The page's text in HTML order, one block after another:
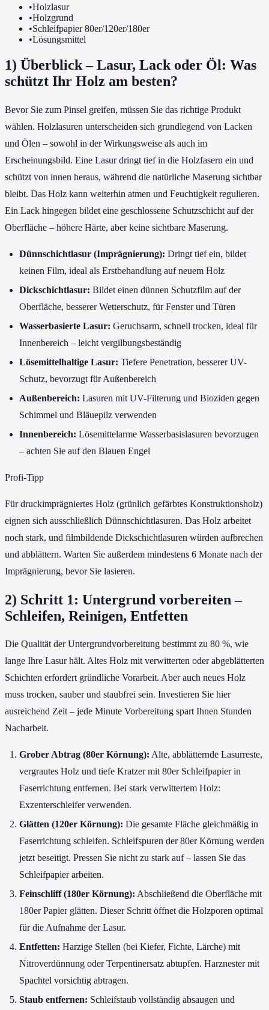
•Holzlasur
•Holzgrund
•Schleifpapier 80er/120er/180er
•Lösungsmittel
1) Überblick – Lasur, Lack oder Öl: Was
schützt Ihr Holz am besten?
Bevor Sie zum Pinsel greifen, müssen Sie das richtige Produkt
wählen. Holzlasuren unterscheiden sich grundlegend von Lacken
und Ölen – sowohl in der Wirkungsweise als auch im
Erscheinungsbild. Eine Lasur dringt tief in die Holzfasern ein und
schützt von innen heraus, während die natürliche Maserung sichtbar
bleibt. Das Holz kann weiterhin atmen und Feuchtigkeit regulieren.
Ein Lack hingegen bildet eine geschlossene Schutzschicht auf der
Oberfläche – höhere Härte, aber keine sichtbare Maserung.
Dünnschichtlasur (Imprägnierung): Dringt tief ein, bildet
keinen Film, ideal als Erstbehandlung auf neuem Holz
Dickschichtlasur: Bildet einen dünnen Schutzfilm auf der
Oberfläche, besserer Wetterschutz, für Fenster und Türen
Wasserbasierte Lasur: Geruchsarm, schnell trocken, ideal für
Innenbereich – leicht vergilbungsbeständig
Lösemittelhaltige Lasur: Tiefere Penetration, besserer UV-
Schutz, bevorzugt für Außenbereich
Außenbereich: Lasuren mit UV-Filterung und Bioziden gegen
Schimmel und Bläuepilz verwenden
Innenbereich: Lösemittelarme Wasserbasislasuren bevorzugen
– achten Sie auf den Blauen Engel
Profi-Tipp
Für druckimprägniertes Holz (grünlich gefärbtes Konstruktionsholz)
eignen sich ausschließlich Dünnschichtlasuren. Das Holz arbeitet
noch stark, und filmbildende Dickschichtlasuren würden aufbrechen
und abblättern. Warten Sie außerdem mindestens 6 Monate nach der
Imprägnierung, bevor Sie lasieren.
2) Schritt 1: Untergrund vorbereiten –
Schleifen, Reinigen, Entfetten
Die Qualität der Untergrundvorbereitung bestimmt zu 80 %, wie
lange Ihre Lasur hält. Altes Holz mit verwitterten oder abgeblätterten
Schichten erfordert gründliche Vorarbeit. Aber auch neues Holz
muss trocken, sauber und staubfrei sein. Investieren Sie hier
ausreichend Zeit – jede Minute Vorbereitung spart Ihnen Stunden
Nacharbeit.
Grober Abtrag (80er Körnung): Alte, abblätternde Lasurreste,
vergrautes Holz und tiefe Kratzer mit 80er Schleifpapier in
Faserrichtung entfernen. Bei stark verwittertem Holz:
Exzenterschleifer verwenden.
Glätten (120er Körnung): Die gesamte Fläche gleichmäßig in
Faserrichtung schleifen. Schleifspuren der 80er Körnung werden
jetzt beseitigt. Pressen Sie nicht zu stark auf – lassen Sie das
Schleifpapier arbeiten.
Feinschliff (180er Körnung): Abschließend die Oberfläche mit
180er Papier glätten. Dieser Schritt öffnet die Holzporen optimal
für die Aufnahme der Lasur.
Entfetten: Harzige Stellen (bei Kiefer, Fichte, Lärche) mit
Nitroverdünnung oder Terpentinersatz abtupfen. Harznester mit
Spachtel vorsichtig abtragen.
Staub entfernen: Schleifstaub vollständig absaugen und